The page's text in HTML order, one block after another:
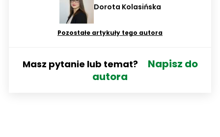
Dorota Kolasińska
Pozostałe artykuły tego autora
Masz pytanie lub temat?
Napisz do
autora